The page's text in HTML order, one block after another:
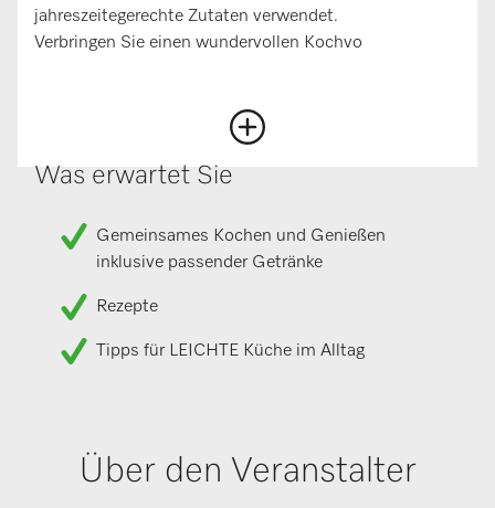
jahreszeitegerechte Zutaten verwendet.
Verbringen Sie einen wundervollen Kochvo
Was erwartet Sie
Gemeinsames Kochen und Genießen
inklusive passender Getränke
Rezepte
Tipps für LEICHTE Küche im Alltag
Über den Veranstalter